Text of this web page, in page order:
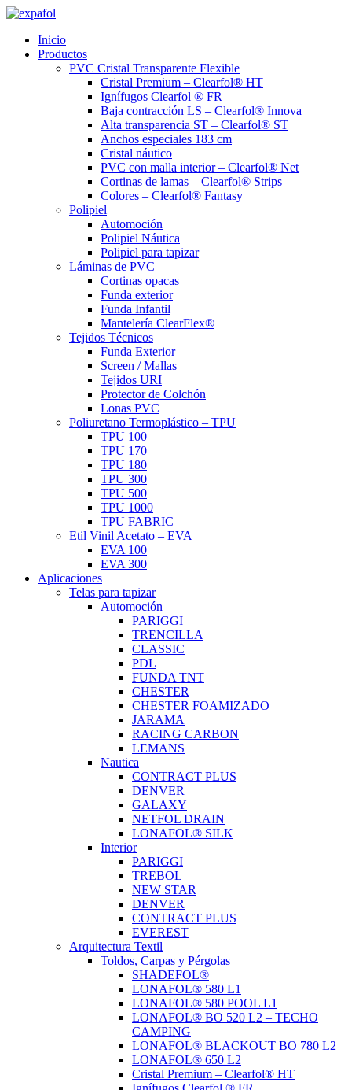
Ir
contenido
Inicio
Productos
PVC Cristal Transparente Flexible
Cristal Premium – Clearfol® HT
Ignífugos Clearfol ® FR
Baja contracción LS – Clearfol® Innova
Alta transparencia ST – Clearfol® ST
Anchos especiales 183 cm
Cristal náutico
PVC con malla interior – Clearfol® Net
Cortinas de lamas – Clearfol® Strips
Colores – Clearfol® Fantasy
Polipiel
Automoción
Polipiel Náutica
Polipiel para tapizar
Láminas de PVC
Cortinas opacas
Funda exterior
Funda Infantil
Mantelería ClearFlex®
Tejidos Técnicos
Funda Exterior
Screen / Mallas
Tejidos URI
Protector de Colchón
Lonas PVC
Poliuretano Termoplástico – TPU
TPU 100
TPU 170
TPU 180
TPU 300
TPU 500
TPU 1000
TPU FABRIC
Etil Vinil Acetato – EVA
EVA 100
EVA 300
Aplicaciones
Telas para tapizar
Automoción
PARIGGI
TRENCILLA
CLASSIC
PDL
FUNDA TNT
CHESTER
CHESTER FOAMIZADO
JARAMA
RACING CARBON
LEMANS
Nautica
CONTRACT PLUS
DENVER
GALAXY
NETFOL DRAIN
LONAFOL® SILK
Interior
PARIGGI
TREBOL
NEW STAR
DENVER
CONTRACT PLUS
EVEREST
Arquitectura Textil
Toldos, Carpas y Pérgolas
SHADEFOL®
LONAFOL® 580 L1
LONAFOL® 580 POOL L1
LONAFOL® BO 520 L2 – TECHO
CAMPING
LONAFOL® BLACKOUT BO 780 L2
LONAFOL® 650 L2
Cristal Premium – Clearfol® HT